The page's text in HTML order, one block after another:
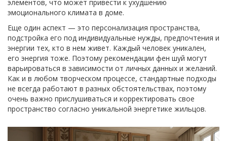
элементов, что может привести к ухудшению
эмоционального климата в доме.
Еще один аспект — это персонализация пространства,
подстройка его под индивидуальные нужды, предпочтения и
энергии тех, кто в нем живет. Каждый человек уникален,
его энергия тоже. Поэтому рекомендации фен шуй могут
варьироваться в зависимости от личных данных и желаний.
Как и в любом творческом процессе, стандартные подходы
не всегда работают в разных обстоятельствах, поэтому
очень важно прислушиваться и корректировать свое
пространство согласно уникальной энергетике жильцов.